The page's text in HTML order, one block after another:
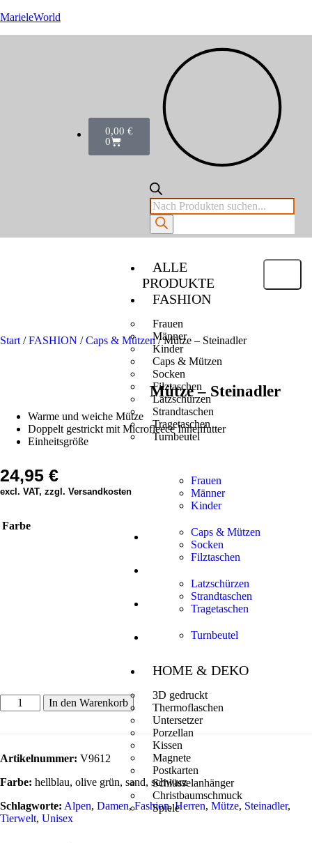
MarieleWorld
0,00 €
0
ALLE
PRODUKTE
FASHION
Frauen
Männer
Kinder
Caps & Mützen
Socken
Filztaschen
Latzschürzen
Strandtaschen
Tragetaschen
Turnbeutel
Frauen
Männer
Kinder
Caps & Mützen
Socken
Filztaschen
Latzschürzen
Strandtaschen
Tragetaschen
Turnbeutel
HOME & DEKO
3D gedruckt
Thermoflaschen
Untersetzer
Porzellan
Kissen
Magnete
Postkarten
Schlüsselanhänger
Christbaumschmuck
Spiele
Start /FASHION /Caps & Mützen/ Mütze – Steinadler
Mütze – Steinadler
Warme und weiche Mütze
Doppelt gestrickt mit Microfleece Innenfutter
Einheitsgröße
24,95 €
excl. VAT, zzgl. Versandkosten
Farbe
In den Warenkorb
Artikelnummer: V9612
Farbe: hellblau, olive grün, sand, schwarz
Schlagworte: Alpen, Damen,Fashion,Herren, Mütze, Steinadler,
Tierwelt, Unisex